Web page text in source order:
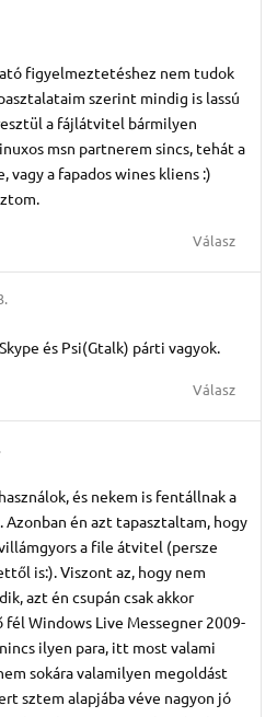
figyelmeztetéshez nem tudok
szerint mindig is lassú
a fájlátvitel bármilyen
msn partnerem sincs, tehát a
vagy a fapados wines kliens :)
Válasz
és Psi(Gtalk) párti vagyok.
Válasz
és nekem is fentállnak a
én azt tapasztaltam, hogy
a file átvitel (persze
is:). Viszont az, hogy nem
azt én csupán csak akkor
Windows Live Messegner 2009-
ilyen para, itt most valami
sokára valamilyen megoldást
sztem alapjába véve nagyon jó